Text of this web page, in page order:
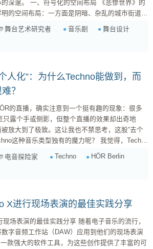
局 《悲惨世界》的
的空间布局：一方面是阴暗、杂乱的城市街道，
在无形中引导观众体会生活的不同面相。 二、
舞台艺术研究者 音乐剧
舞台设计
人化”：为什么Techno能做到，而
？
的直播，确实注意到一个挺有趣的现象：很多
只露个手或侧影，但整个直播的效果却出奇地
放大到了极致。这让我也不禁思考，这股“去个
音乐类型独有的魔力呢？ 我觉得，Techno
人化”，很大程度上源于它自身的音乐特性。
强烈的节奏感、重复性以及由此带来的沉浸式体
歌词叙事，而是通过鼓点、低音和合成器的循环
电音探险家 Techno
HÖR Berlin
X进行现场表演的最佳实践分享
佳实践分享 随着电子音乐的流行，
字音频工作站（DAW）应用到他们的现场表演
款强大的软件工具，为这些创作提供了丰富的可